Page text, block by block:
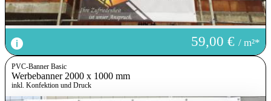
59,00 €/ m²*
PVC-Banner Basic
Werbebanner 2000 x 1000 mm
inkl. Konfektion und Druck
Mindest-Breite: 300
Mindest-Höhe:
300
4900